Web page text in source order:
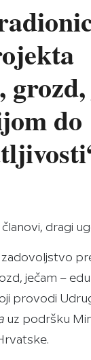
do
dragi
zadovoljstvo
ječam –
provodi
uz podršku